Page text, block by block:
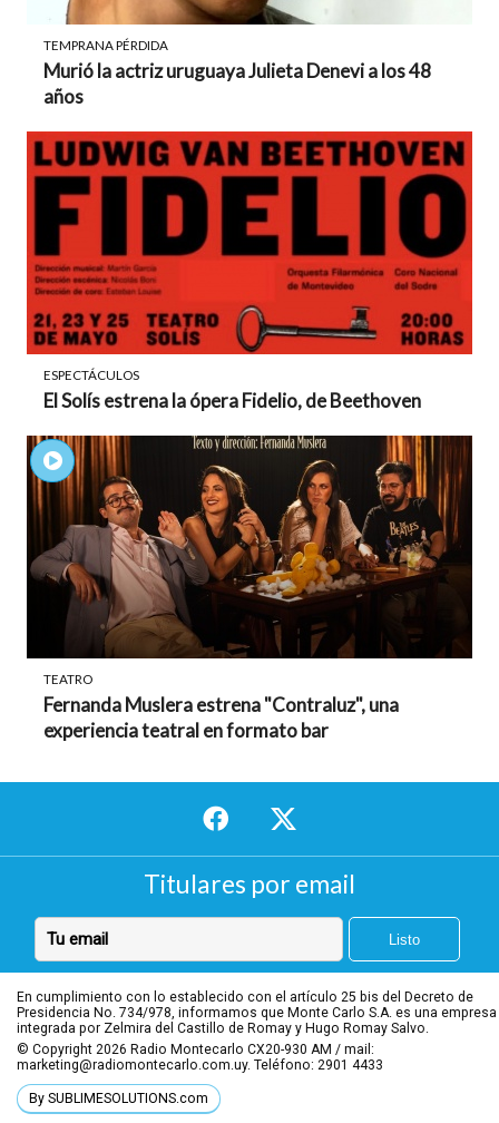
TEMPRANA PÉRDIDA
Murió la actriz uruguaya Julieta Denevi a los 48
años
ESPECTÁCULOS
El Solís estrena la ópera Fidelio, de Beethoven
TEATRO
Fernanda Muslera estrena "Contraluz", una
experiencia teatral en formato bar
Titulares por email
En cumplimiento con lo establecido con el artículo 25 bis del Decreto de
Presidencia No. 734/978, informamos que Monte Carlo S.A. es una empresa
integrada por Zelmira del Castillo de Romay y Hugo Romay Salvo.
© Copyright 2026 Radio Montecarlo CX20-930 AM / mail:
marketing@radiomontecarlo.com.uy. Teléfono: 2901 4433
By SUBLIMESOLUTIONS.com